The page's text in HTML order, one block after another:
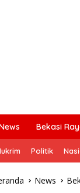
Bekasi
Politik
News